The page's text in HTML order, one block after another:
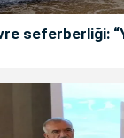
seferberliği: